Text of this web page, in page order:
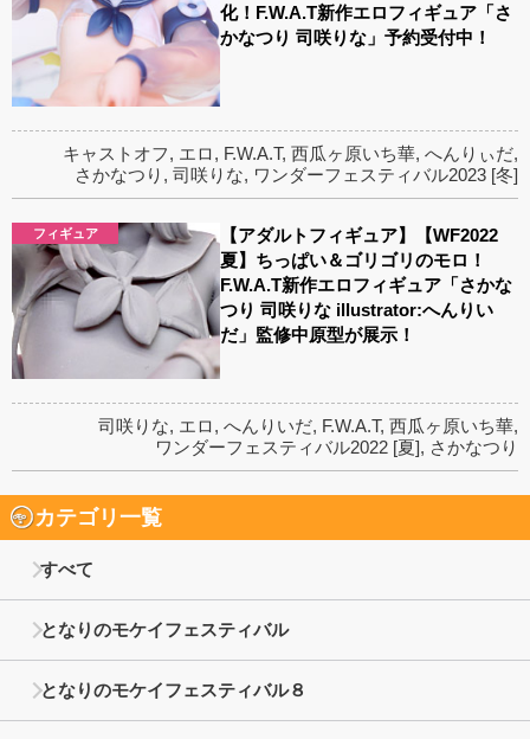
化！F.W.A.T新作エロフィギュア「さ
かなつり 司咲りな」予約受付中！
キャストオフ, エロ, F.W.A.T, 西瓜ヶ原いち華, へんりぃだ,
さかなつり , 司咲りな, ワンダーフェスティバル2023 [冬]
フィギュア
【アダルトフィギュア】【WF2022
夏】ちっぱい＆ゴリゴリのモロ！
F.W.A.T新作エロフィギュア「さかな
つり 司咲りな illustrator:へんりい
だ」監修中原型が展示！
司咲りな, エロ, へんりいだ, F.W.A.T, 西瓜ヶ原いち華,
ワンダーフェスティバル2022 [夏], さかなつり
カテゴリ一覧
すべて
となりのモケイフェスティバル
となりのモケイフェスティバル８